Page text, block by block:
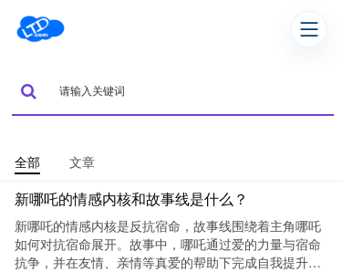
全部 文章
新哪吒的情感内核和故事线是什么？
新哪吒的情感内核是反抗宿命，故事线围绕着主角哪吒
如何对抗宿命展开。故事中，哪吒通过爱的力量与宿命
抗争，并在友情、亲情等真爱的帮助下完成自我提升。